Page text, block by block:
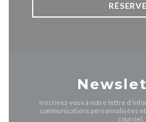
Inscrivez-vous à notre lettre
communications personnalisées
courriel.